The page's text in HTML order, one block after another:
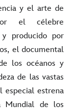
y el arte de
el célebre
producido por
el documental
los océanos y
de las vastas
especial estrena
de los